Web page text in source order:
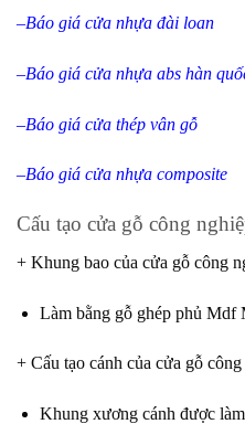
–Báo giá cửa nhựa đài loan
–Báo giá cửa nhựa abs hàn
–Báo giá cửa thép vân gỗ
–Báo giá cửa nhựa composite
Cấu tạo cửa gỗ công
+ Khung bao của cửa gỗ công
Làm bằng gỗ ghép phủ Mdf
+ Cấu tạo cánh của cửa gỗ
Khung xương cánh được